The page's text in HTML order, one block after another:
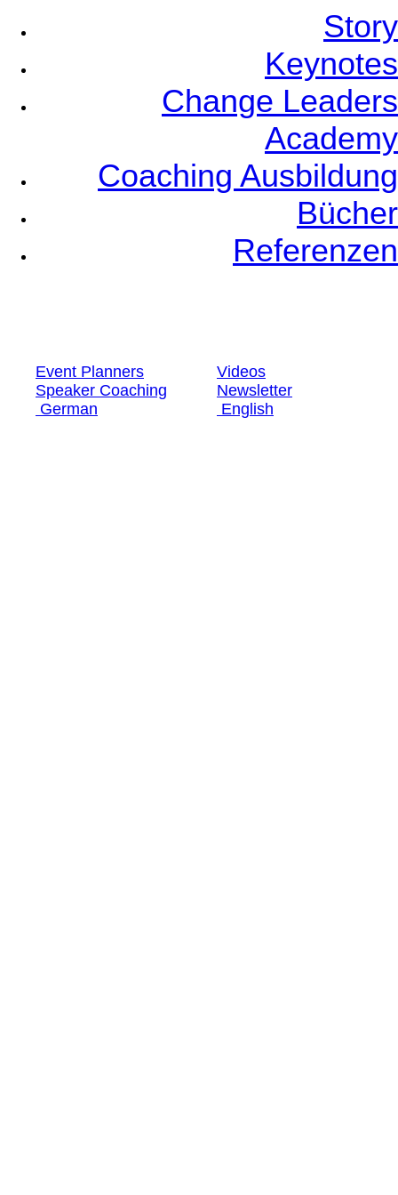
Story
Keynotes
Change Leaders
Academy
Coaching Ausbildung
Bücher
Referenzen
Event Planners
Videos
Speaker Coaching
Newsletter
German
English